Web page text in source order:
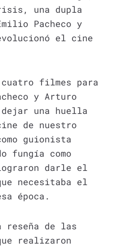
una dupla
Pacheco y
el cine
filmes para
y Arturo
una huella
de nuestro
guionista
fungía como
darle el
necesitaba el
época.
reseña de las
realizaron